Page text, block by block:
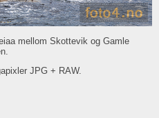
mellom Skottevik og Gamle
JPG + RAW.